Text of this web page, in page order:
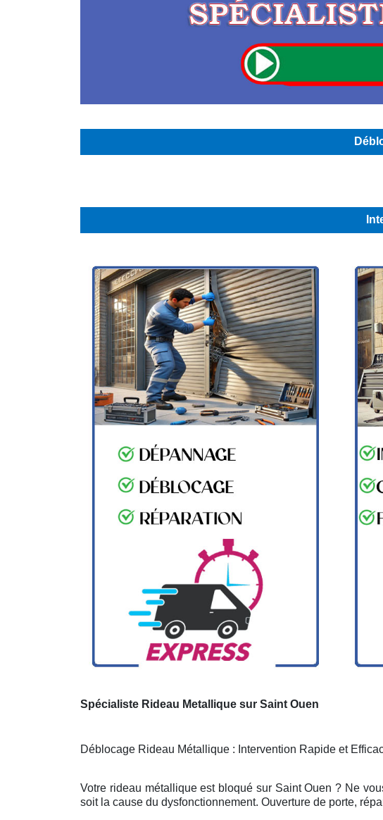
Spécialiste Rideau Metallique sur Saint Ouen
Déblocage Rideau Métallique : Intervention Rapide et
Votre rideau métallique est bloqué sur Saint Ouen ? Ne
soit la cause du dysfonctionnement. Ouverture de porte,